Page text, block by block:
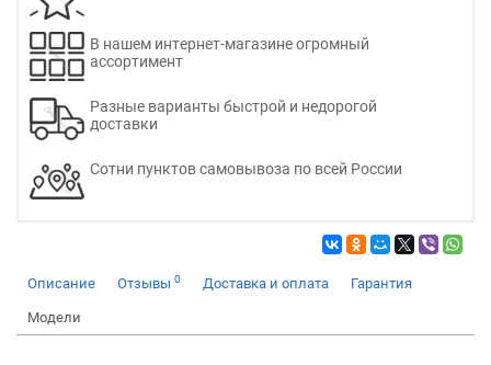
В нашем интернет-магазине огромный
ассортимент
Разные варианты быстрой и недорогой
доставки
Сотни пунктов самовывоза по всей России
Описание Отзывы 0 Доставка и оплата Гарантия
Модели